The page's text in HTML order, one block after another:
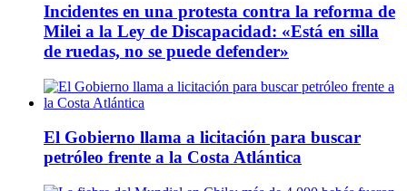
Incidentes en una protesta contra la reforma de
Milei a la Ley de Discapacidad: «Está en silla
de ruedas, no se puede defender»
El Gobierno llama a licitación para buscar
petróleo frente a la Costa Atlántica